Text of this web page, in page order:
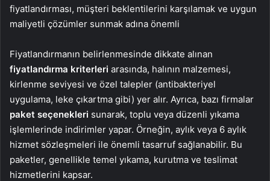
fiyatlandırması, müşteri beklentilerini karşılamak ve uygun
maliyetli çözümler sunmak adına önemli
Fiyatlandırmanın belirlenmesinde dikkate alınan
fiyatlandırma kriterleri arasında, halının malzemesi,
kirlenme seviyesi ve özel talepler (antibakteriyel
uygulama, leke çıkartma gibi) yer alır. Ayrıca, bazı firmalar
paket seçenekleri sunarak, toplu veya düzenli yıkama
işlemlerinde indirimler yapar. Örneğin, aylık veya 6 aylık
hizmet sözleşmeleri ile önemli tasarruf sağlanabilir. Bu
paketler, genellikle temel yıkama, kurutma ve teslimat
hizmetlerini kapsar.